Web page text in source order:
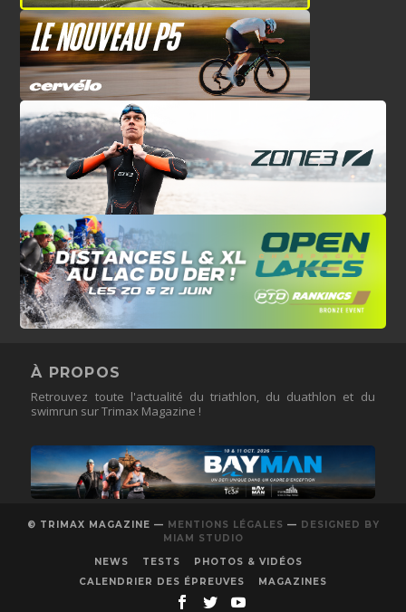
À PROPOS
Retrouvez toute l'actualité du triathlon, du duathlon et du
swimrun sur Trimax Magazine !
© TRIMAX MAGAZINE — MENTIONS LÉGALES — DESIGNED BY
MIAM STUDIO
NEWS
TESTS
PHOTOS & VIDÉOS
CALENDRIER DES ÉPREUVES
MAGAZINES